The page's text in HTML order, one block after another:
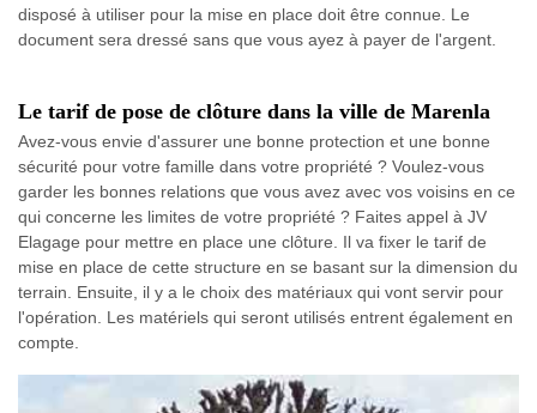
disposé à utiliser pour la mise en place doit être connue. Le
document sera dressé sans que vous ayez à payer de l'argent.
Le tarif de pose de clôture dans la ville de Marenla
Avez-vous envie d'assurer une bonne protection et une bonne
sécurité pour votre famille dans votre propriété ? Voulez-vous
garder les bonnes relations que vous avez avec vos voisins en ce
qui concerne les limites de votre propriété ? Faites appel à JV
Elagage pour mettre en place une clôture. Il va fixer le tarif de
mise en place de cette structure en se basant sur la dimension du
terrain. Ensuite, il y a le choix des matériaux qui vont servir pour
l'opération. Les matériels qui seront utilisés entrent également en
compte.